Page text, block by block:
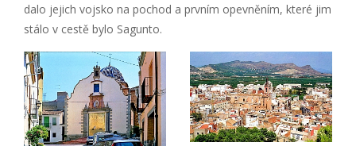
dalo jejich vojsko na pochod a prvním opevněním, které jim
stálo v cestě bylo Sagunto.